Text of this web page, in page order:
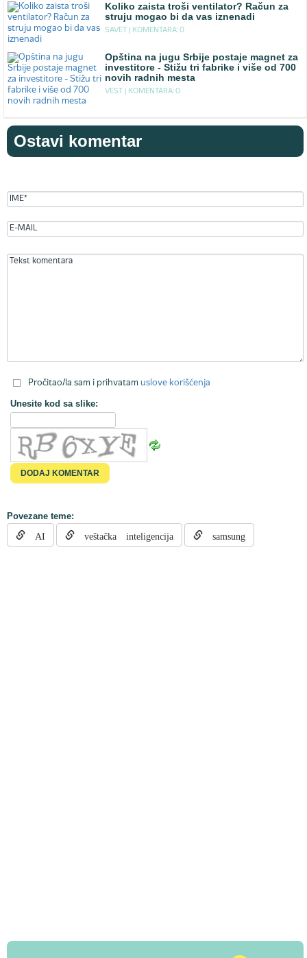
Koliko zaista troši ventilator? Račun za
struju mogao bi da vas iznenadi
SAVET | KOMENTARA: 0
Opština na jugu Srbije postaje magnet za
investitore - Stižu tri fabrike i više od 700
novih radnih mesta
VEST | KOMENTARA: 0
Ostavi komentar
Pročitao/la sam i prihvatam uslove korišćenja
Unesite kod sa slike:
Povezane teme:
AI veštačka inteligencija samsung